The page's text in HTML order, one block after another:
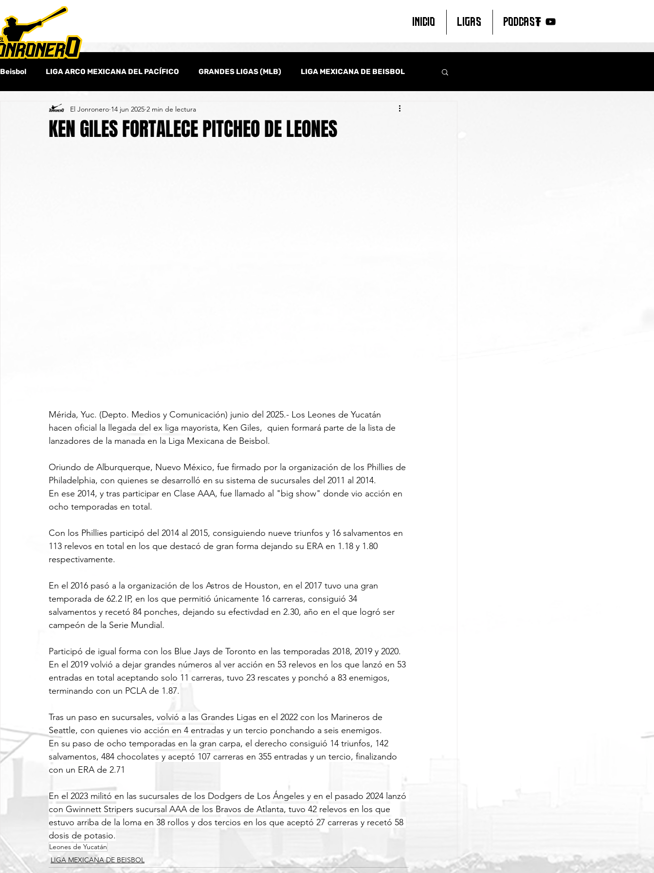
INICIO LIGAS PODCAST
Beisbol LIGA ARCO MEXICANA DEL PACÍFICO GRANDES LIGAS (MLB) LIGA MEXICANA DE BEISBOL
Beisbol Amateur Columnas Beisbol Internacional Clásico Mundial de Beisbol
KEN GILES FORTALECE PITCHEO DE LEONES
El Jonronero 14 jun 2025 2 min de lectura
Mérida, Yuc. (Depto. Medios y Comunicación) junio del 2025.- Los Leones de Yucatán
hacen oficial la llegada del ex liga mayorista, Ken Giles,  quien formará parte de la lista de
lanzadores de la manada en la Liga Mexicana de Beisbol.
Oriundo de Alburquerque, Nuevo México, fue firmado por la organización de los Phillies de
Philadelphia, con quienes se desarrolló en su sistema de sucursales del 2011 al 2014.
En ese 2014, y tras participar en Clase AAA, fue llamado al "big show" donde vio acción en
ocho temporadas en total.
Con los Phillies participó del 2014 al 2015, consiguiendo nueve triunfos y 16 salvamentos en
113 relevos en total en los que destacó de gran forma dejando su ERA en 1.18 y 1.80
respectivamente.
En el 2016 pasó a la organización de los Astros de Houston, en el 2017 tuvo una gran
temporada de 62.2 IP, en los que permitió únicamente 16 carreras, consiguió 34
salvamentos y recetó 84 ponches, dejando su efectivdad en 2.30, año en el que logró ser
campeón de la Serie Mundial.
Participó de igual forma con los Blue Jays de Toronto en las temporadas 2018, 2019 y 2020.
En el 2019 volvió a dejar grandes números al ver acción en 53 relevos en los que lanzó en 53
entradas en total aceptando solo 11 carreras, tuvo 23 rescates y ponchó a 83 enemigos,
terminando con un PCLA de 1.87.
Tras un paso en sucursales, volvió a las Grandes Ligas en el 2022 con los Marineros de
Seattle, con quienes vio acción en 4 entradas y un tercio ponchando a seis enemigos.
En su paso de ocho temporadas en la gran carpa, el derecho consiguió 14 triunfos, 142
salvamentos, 484 chocolates y aceptó 107 carreras en 355 entradas y un tercio, finalizando
con un ERA de 2.71
En el 2023 militó en las sucursales de los Dodgers de Los Ángeles y en el pasado 2024 lanzó
con Gwinnett Stripers sucursal AAA de los Bravos de Atlanta, tuvo 42 relevos en los que
estuvo arriba de la loma en 38 rollos y dos tercios en los que aceptó 27 carreras y recetó 58
dosis de potasio.
Leones de Yucatán
LIGA MEXICANA DE BEISBOL